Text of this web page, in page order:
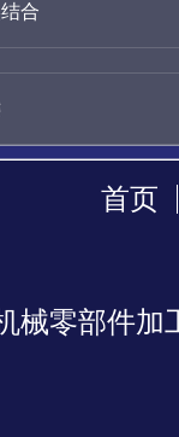
合
首页
零部件